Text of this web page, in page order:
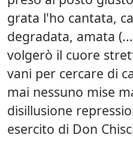
grata l'ho cantata,
degradata, amata
volgerò il cuore
vani per cercare di
mai nessuno mise
disillusione
esercito di Don